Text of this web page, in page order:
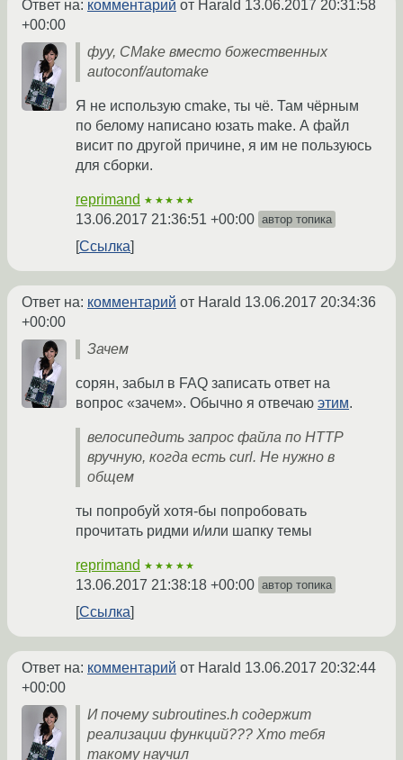
Ответ на: комментарий от Harald 13.06.2017 20:31:58
+00:00
фуу, CMake вместо божественных
autoconf/automake
Я не использую cmake, ты чё. Там чёрным
по белому написано юзать make. А файл
висит по другой причине, я им не пользуюсь
для сборки.
reprimand ★★★★★
13.06.2017 21:36:51 +00:00 автор топика
Ссылка
Ответ на: комментарий от Harald 13.06.2017 20:34:36
+00:00
Зачем
сорян, забыл в FAQ записать ответ на
вопрос «зачем». Обычно я отвечаю этим.
велосипедить запрос файла по HTTP
вручную, когда есть curl. Не нужно в
общем
ты попробуй хотя-бы попробовать
прочитать ридми и/или шапку темы
reprimand ★★★★★
13.06.2017 21:38:18 +00:00 автор топика
Ссылка
Ответ на: комментарий от Harald 13.06.2017 20:32:44
+00:00
И почему subroutines.h содержит
реализации функций??? Хто тебя
такому научил